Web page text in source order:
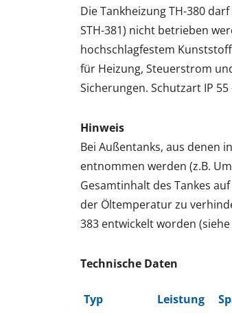
Die Tankheizung TH-380
STH-381) nicht betrieben
hochschlagfestem
für Heizung, Steuerstrom
Sicherungen. Schutzart IP
Hinweis
Bei Außentanks, aus denen
entnommen werden (z.B.
Gesamtinhalt des Tankes
der Öltemperatur zu
383 entwickelt worden
Technische Daten
Typ Leistung